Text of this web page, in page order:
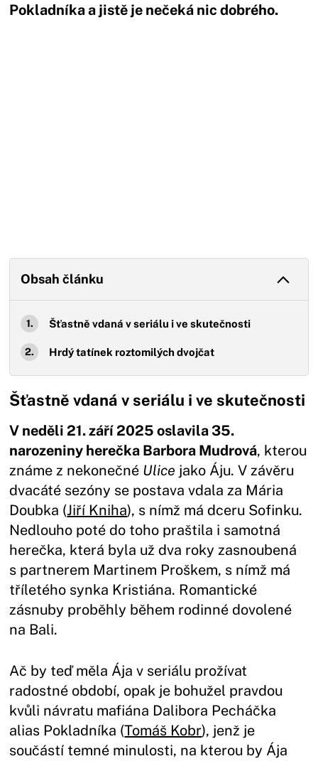
Pokladníka a jistě je nečeká nic dobrého.
Obsah článku
Šťastně vdaná v seriálu i ve skutečnosti
Hrdý tatínek roztomilých dvojčat
Šťastně vdaná v seriálu i ve skutečnosti
V neděli 21. září 2025 oslavila 35.
narozeniny herečka Barbora Mudrová, kterou
známe z nekonečné Ulice jako Áju. V závěru
dvacáté sezóny se postava vdala za Mária
Doubka (Jiří Kniha), s nímž má dceru Sofinku.
Nedlouho poté do toho praštila i samotná
herečka, která byla už dva roky zasnoubená
s partnerem Martinem Proškem, s nímž má
tříletého synka Kristiána. Romantické
zásnuby proběhly během rodinné dovolené
na Bali.
Ač by teď měla Ája v seriálu prožívat
radostné období, opak je bohužel pravdou
kvůli návratu mafiána Dalibora Pecháčka
alias Pokladníka (Tomáš Kobr), jenž je
součástí temné minulosti, na kterou by Ája